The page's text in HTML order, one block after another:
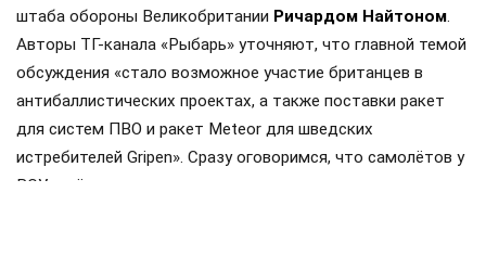
штаба обороны Великобритании Ричардом Найтоном.
Авторы ТГ-канала «Рыбарь» уточняют, что главной темой
обсуждения «стало возможное участие британцев в
антибаллистических проектах, а также поставки ракет
для систем ПВО и ракет Meteor для шведских
истребителей Gripen». Сразу оговоримся, что самолётов у
ВСУ ещё нет, но планы на них уже наполеоновские.